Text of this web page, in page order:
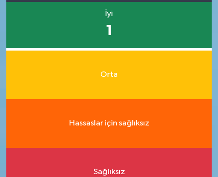
İyi
1
Orta
Hassaslar için sağlıksız
Sağlıksız